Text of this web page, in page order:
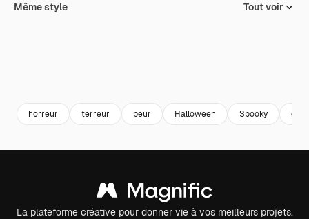
Même style Tout voir
horreur terreur peur Halloween Spooky
La plateforme créative pour donner vie à vos meilleurs projets.